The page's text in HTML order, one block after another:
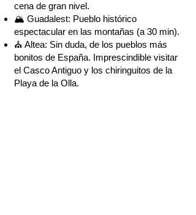
cena de gran nivel.
🏔️ Guadalest: Pueblo histórico
espectacular en las montañas (a 30 min).
⛪ Altea: Sin duda, de los pueblos más
bonitos de España. Imprescindible visitar
el Casco Antiguo y los chiringuitos de la
Playa de la Olla.